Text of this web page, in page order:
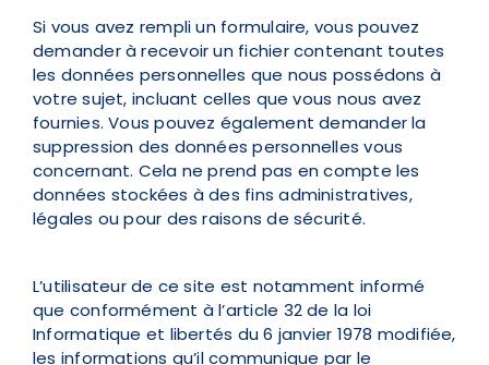
Si vous avez rempli un formulaire, vous pouvez
demander à recevoir un fichier contenant toutes
les données personnelles que nous possédons à
votre sujet, incluant celles que vous nous avez
fournies. Vous pouvez également demander la
suppression des données personnelles vous
concernant. Cela ne prend pas en compte les
données stockées à des fins administratives,
légales ou pour des raisons de sécurité.
L’utilisateur de ce site est notamment informé
que conformément à l’article 32 de la loi
Informatique et libertés du 6 janvier 1978 modifiée,
les informations qu’il communique par le